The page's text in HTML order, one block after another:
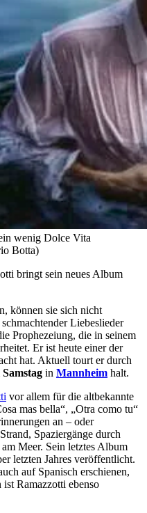
wenig Dolce Vita
Botta)
bringt sein neues Album
können sie sich nicht
Liebeslieder
Prophezeiung, die in seinem
Er ist heute einer der
hat. Aktuell tourt er durch
Samstag in Mannheim halt.
vor allem für die altbekannte
mas bella“, „Otra como tu“
an – oder
Spaziergänge durch
Meer. Sein letztes Album
letzten Jahres veröffentlicht.
auf Spanisch erschienen,
Ramazzotti ebenso